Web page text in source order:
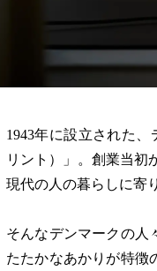
1943年に設立された
リント）」。創業当初
現代の人の暮らしに寄
そんなデンマークの人
たたかなあかりが特徴